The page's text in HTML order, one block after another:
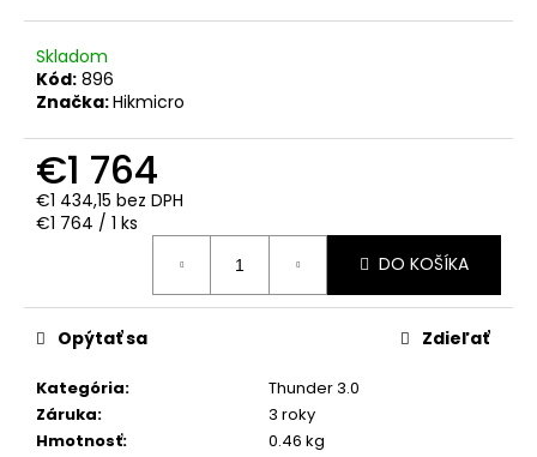
Skladom
Kód: 896
Značka:Hikmicro
€1 764
€1 434,15 bez DPH
Jednotková
€1 764 / 1 ks
DO KOŠÍKA
Kategória:
Thunder 3.0
Záruka:
3 roky
Hmotnosť: 0.46 kg
Opýtať sa Zdieľať
ú
č
a
m
e
VNADIDLO
BUKOVÝ